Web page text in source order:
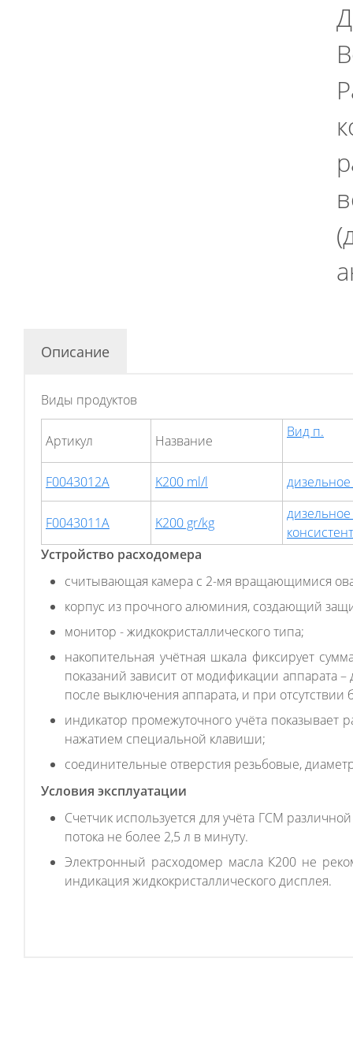
Описание
Виды продуктов
Артикул Hазвание
Вид п.
F0043012A K200 ml/l
F0043011A K200 gr/kg
Устройство расходомера
считывающая камера с 2-мя вращающимися
корпус из прочного алюминия, создающий
монитор - жидкокристаллического типа;
накопительная учётная шкала фиксирует
показаний зависит от модификации аппарата
после выключения аппарата, и при отсутствии
индикатор промежуточного учёта
нажатием специальной клавиши;
соединительные отверстия резьбовые,
Условия эксплуатации
Счетчик используется для учёта ГСМ
потока не более 2,5 л в минуту.
Электронный расходомер масла К200 не
индикация жидкокристаллического дисплея.